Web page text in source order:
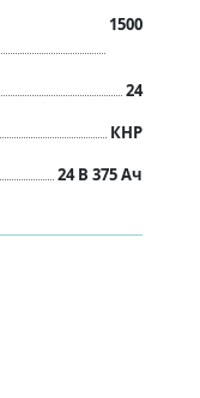
1500
24
КНР
24 В 375 Ач